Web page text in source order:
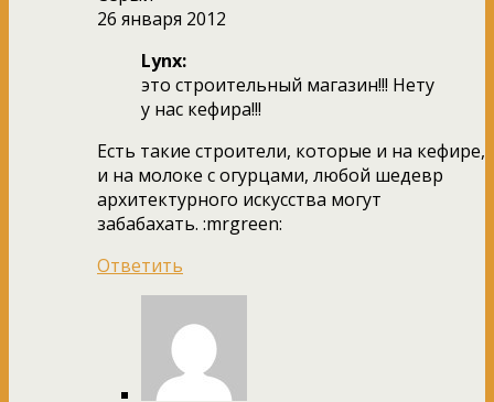
26 января 2012
Lynx:
это строительный магазин!!! Нету
у нас кефира!!!
Есть такие строители, которые и на кефире,
и на молоке с огурцами, любой шедевр
архитектурного искусства могут
забабахать. :mrgreen:
Ответить